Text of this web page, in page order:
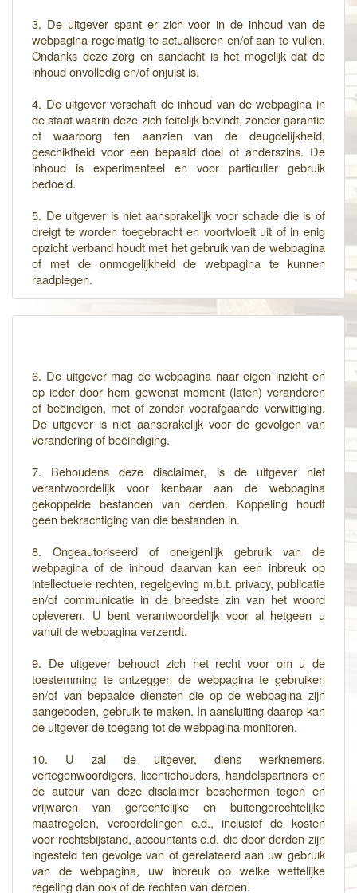
3. De uitgever spant er zich voor in de inhoud van de
webpagina regelmatig te actualiseren en/of aan te vullen.
Ondanks deze zorg en aandacht is het mogelijk dat de
inhoud onvolledig en/of onjuist is.
4. De uitgever verschaft de inhoud van de webpagina in
de staat waarin deze zich feitelijk bevindt, zonder garantie
of waarborg ten aanzien van de deugdelijkheid,
geschiktheid voor een bepaald doel of anderszins. De
inhoud is experimenteel en voor particulier gebruik
bedoeld.
5. De uitgever is niet aansprakelijk voor schade die is of
dreigt te worden toegebracht en voortvloeit uit of in enig
opzicht verband houdt met het gebruik van de webpagina
of met de onmogelijkheid de webpagina te kunnen
raadplegen.
6. De uitgever mag de webpagina naar eigen inzicht en
op ieder door hem gewenst moment (laten) veranderen
of beëindigen, met of zonder voorafgaande verwittiging.
De uitgever is niet aansprakelijk voor de gevolgen van
verandering of beëindiging.
7. Behoudens deze disclaimer, is de uitgever niet
verantwoordelijk voor kenbaar aan de webpagina
gekoppelde bestanden van derden. Koppeling houdt
geen bekrachtiging van die bestanden in.
8. Ongeautoriseerd of oneigenlijk gebruik van de
webpagina of de inhoud daarvan kan een inbreuk op
intellectuele rechten, regelgeving m.b.t. privacy, publicatie
en/of communicatie in de breedste zin van het woord
opleveren. U bent verantwoordelijk voor al hetgeen u
vanuit de webpagina verzendt.
9. De uitgever behoudt zich het recht voor om u de
toestemming te ontzeggen de webpagina te gebruiken
en/of van bepaalde diensten die op de webpagina zijn
aangeboden, gebruik te maken. In aansluiting daarop kan
de uitgever de toegang tot de webpagina monitoren.
10. U zal de uitgever, diens werknemers,
vertegenwoordigers, licentiehouders, handelspartners en
de auteur van deze disclaimer beschermen tegen en
vrijwaren van gerechtelijke en buitengerechtelijke
maatregelen, veroordelingen e.d., inclusief de kosten
voor rechtsbijstand, accountants e.d. die door derden zijn
ingesteld ten gevolge van of gerelateerd aan uw gebruik
van de webpagina, uw inbreuk op welke wettelijke
regeling dan ook of de rechten van derden.